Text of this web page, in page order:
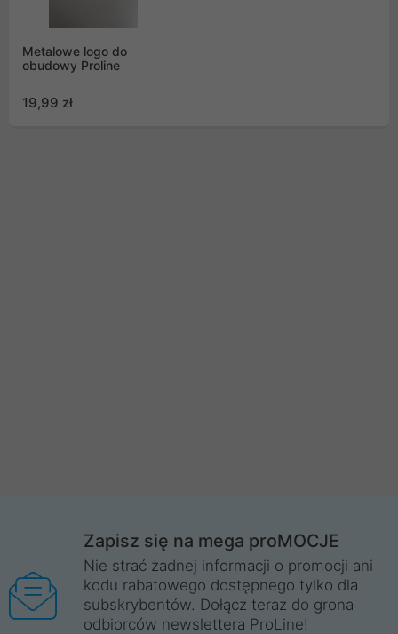
Metalowe logo do
obudowy Proline
19,99 zł
Zapisz się na mega proMOCJE
Nie strać żadnej informacji o promocji ani
kodu rabatowego dostępnego tylko dla
subskrybentów. Dołącz teraz do grona
odbiorców newslettera ProLine!